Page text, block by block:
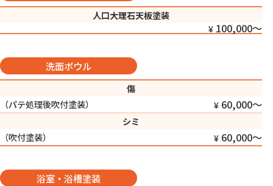
人口大理石天板塗装
100,000〜
洗面ボウル
傷
（パテ処理後吹付塗装）
60,000〜
シミ
（吹付塗装）
60,000〜
浴室・浴槽塗装